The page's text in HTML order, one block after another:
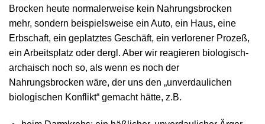
Brocken heute normalerweise kein Nahrungsbrocken
mehr, sondern beispielsweise ein Auto, ein Haus, eine
Erbschaft, ein geplatztes Geschäft, ein verlorener Prozeß,
ein Arbeitsplatz oder dergl. Aber wir reagieren biologisch-
archaisch noch so, als wenn es noch der
Nahrungsbrocken wäre, der uns den „unverdaulichen
biologischen Konflikt“ gemacht hätte, z.B.